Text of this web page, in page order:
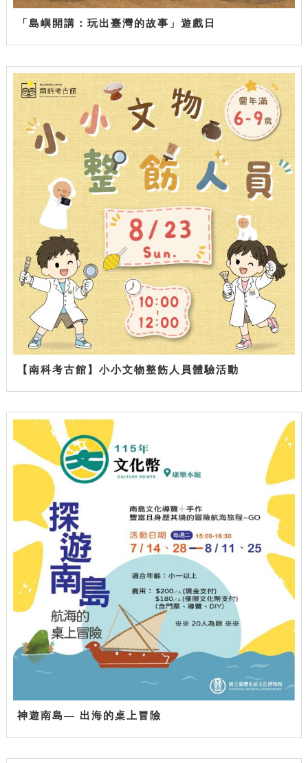
「島嶼開講：玩出臺灣的故事」遊戲日
【南科考古館】小小文物整飭人員體驗活動
神遊南島— 出海的桌上冒險